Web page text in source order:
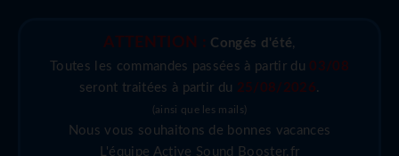
ATTENTION : Congés d'été,
Toutes les commandes passées à partir du 03/08
seront traitées à partir du 25/08/2026.
(ainsi que les mails)
Nous vous souhaitons de bonnes vacances
L'équipe Active Sound Booster.fr